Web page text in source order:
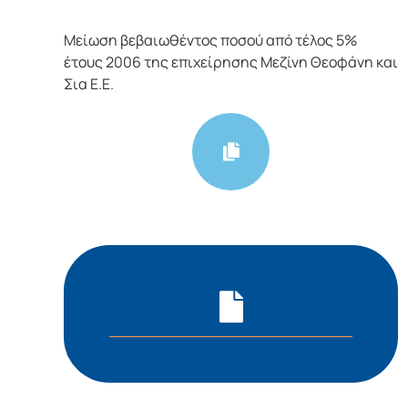
Μείωση βεβαιωθέντος ποσού από τέλος 5%
έτους 2006 της επιχείρησης Μεζίνη Θεοφάνη και
Σια Ε.Ε.